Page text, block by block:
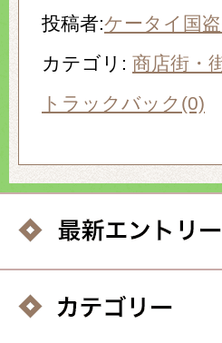
投稿者:ケータイ国
カテゴリ: 商店街・
トラックバック(0)